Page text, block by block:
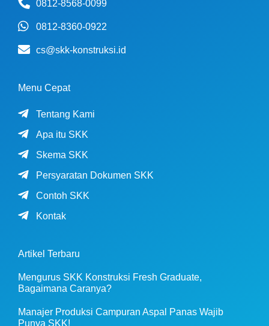
0812-8568-0099
0812-8360-0922
cs@skk-konstruksi.id
Menu Cepat
Tentang Kami
Apa itu SKK
Skema SKK
Persyaratan Dokumen SKK
Contoh SKK
Kontak
Artikel Terbaru
Mengurus SKK Konstruksi Fresh Graduate,
Bagaimana Caranya?
Manajer Produksi Campuran Aspal Panas Wajib
Punya SKK!